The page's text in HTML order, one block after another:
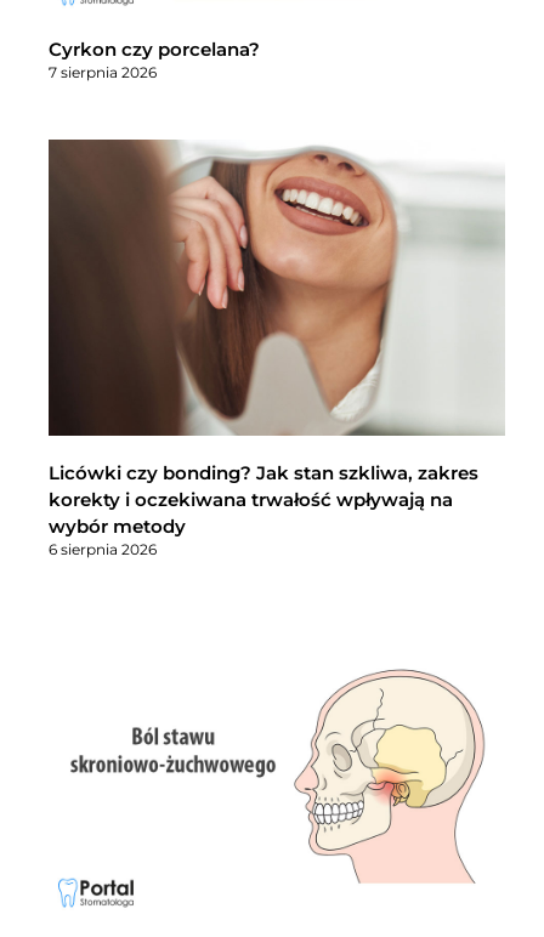
Cyrkon czy porcelana?
7 sierpnia 2026
Licówki czy bonding? Jak stan szkliwa, zakres
korekty i oczekiwana trwałość wpływają na
wybór metody
6 sierpnia 2026